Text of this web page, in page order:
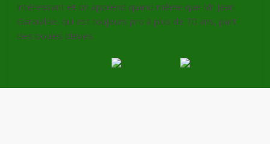
intéressant et on apprend quand même que Mr Jean
Garaïalde, qui est toujours pro à plus de 70 ans, part
des boules bleues.